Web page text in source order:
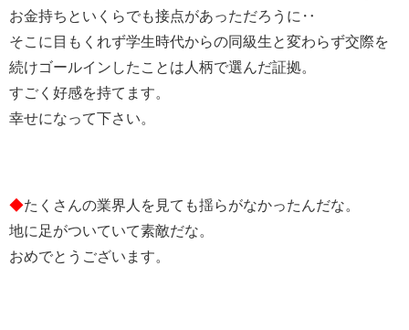
お金持ちといくらでも接点があっただろうに‥
そこに目もくれず学生時代からの同級生と変わらず交際を
続けゴールインしたことは人柄で選んだ証拠。
すごく好感を持てます。
幸せになって下さい。
◆たくさんの業界人を見ても揺らがなかったんだな。
地に足がついていて素敵だな。
おめでとうございます。